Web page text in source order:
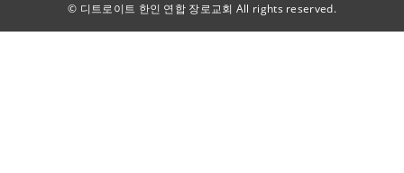
© 디트로이트 한인 연합 장로교회 All rights reserved.